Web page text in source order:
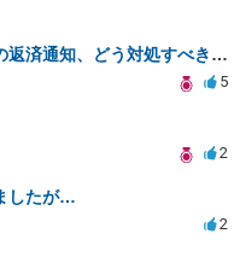
口座売却後に法律事務所からの返済通知、どう対処すべきか？
5
2
したが…
2